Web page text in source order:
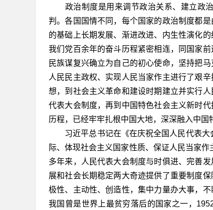
政治制度是用来调节政治关系、建立政治
判。各国国情不同，每个国家的政治制度都
的基础上长期发展、渐进改进、内生性演化
我们党百余年的奋斗历程紧密相连，同国家
民族谋复兴确立为自己的初心使命，坚持把
人民民主政权、实现人民当家作主进行了艰
想，到社会主义革命和建设时期建立并实行
代表大会制度，再到中国特色社会主义新时
历程，已经牢牢扎根中国大地，深深融入中国
习近平总书记在《在庆祝全国人民代表大
际、体现社会主义国家性质、保证人民当家
多年来，人民代表大会制度与时俱进、完善
展和社会长期稳定两大奇迹提供了重要制度
极性、主动性、创造性，集中力量办大事，
我国曾是世界上最贫穷落后的国家之一，